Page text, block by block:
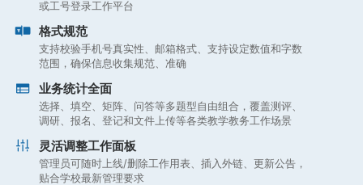
或工号登录工作平台
格式规范
支持校验手机号真实性、邮箱格式、支持设定数值和字数
范围，确保信息收集规范、准确
业务统计全面
选择、填空、矩阵、问答等多题型自由组合，覆盖测评、
调研、报名、登记和文件上传等各类教学教务工作场景
灵活调整工作面板
管理员可随时上线/删除工作用表、插入外链、更新公告，
贴合学校最新管理要求